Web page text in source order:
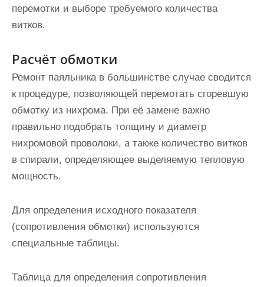
перемотки и выборе требуемого количества
витков.
Расчёт обмотки
Ремонт паяльника в большинстве случае сводится
к процедуре, позволяющей перемотать сгоревшую
обмотку из нихрома. При её замене важно
правильно подобрать толщину и диаметр
нихромовой проволоки, а также количество витков
в спирали, определяющее выделяемую тепловую
мощность.
Для определения исходного показателя
(сопротивления обмотки) используются
специальные таблицы.
Таблица для определения сопротивления